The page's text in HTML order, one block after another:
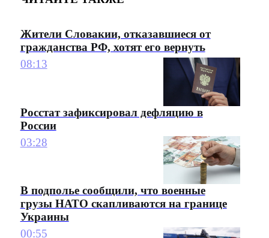
Жители Словакии, отказавшиеся от
гражданства РФ, хотят его вернуть
08:13
Росстат зафиксировал дефляцию в
России
03:28
В подполье сообщили, что военные
грузы НАТО скапливаются на границе
Украины
00:55